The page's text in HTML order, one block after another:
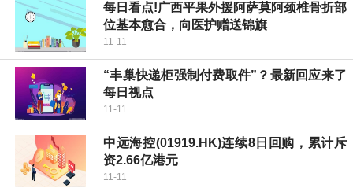
每日看点!广西平果外援阿萨莫阿颈椎骨折部
位基本愈合，向医护赠送锦旗
11-11
“丰巢快递柜强制付费取件”？最新回应来了
每日视点
11-11
中远海控(01919.HK)连续8日回购，累计斥
资2.66亿港元
11-11